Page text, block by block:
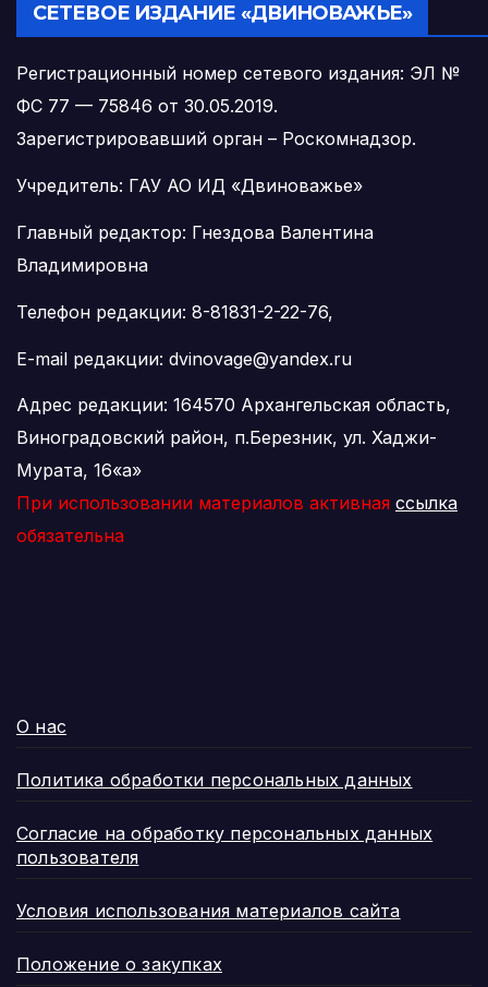
СЕТЕВОЕ ИЗДАНИЕ «ДВИНОВАЖЬЕ»
Регистрационный номер сетевого издания: ЭЛ №
ФС 77 — 75846 от 30.05.2019.
Зарегистрировавший орган – Роскомнадзор.
Учредитель: ГАУ АО ИД «Двиноважье»
Главный редактор: Гнездова Валентина
Владимировна
Телефон редакции: 8-81831-2-22-76,
E-mail редакции: dvinovage@yandex.ru
Адрес редакции: 164570 Архангельская область,
Виноградовский район, п.Березник, ул. Хаджи-
Мурата, 16«а»
При использовании материалов активная ссылка
обязательна
О нас
Политика обработки персональных данных
Согласие на обработку персональных данных
пользователя
Условия использования материалов сайта
Положение о закупках